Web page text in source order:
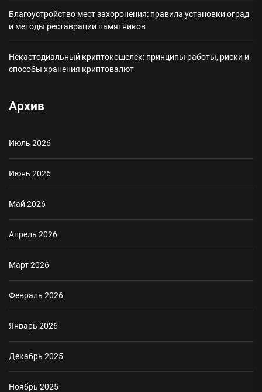
Благоустройство мест захоронения: правила установки оград
и методы реставрации памятников
Некастодиальный криптокошелек: принципы работы, риски и
способы хранения криптовалют
Архив
Июль 2026
Июнь 2026
Май 2026
Апрель 2026
Март 2026
Февраль 2026
Январь 2026
Декабрь 2025
Ноябрь 2025